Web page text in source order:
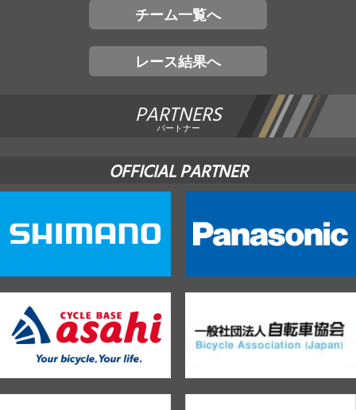
チーム一覧へ
レース結果へ
PARTNERS
パートナー
OFFICIAL PARTNER